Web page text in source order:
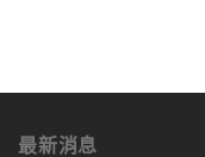
最新消息